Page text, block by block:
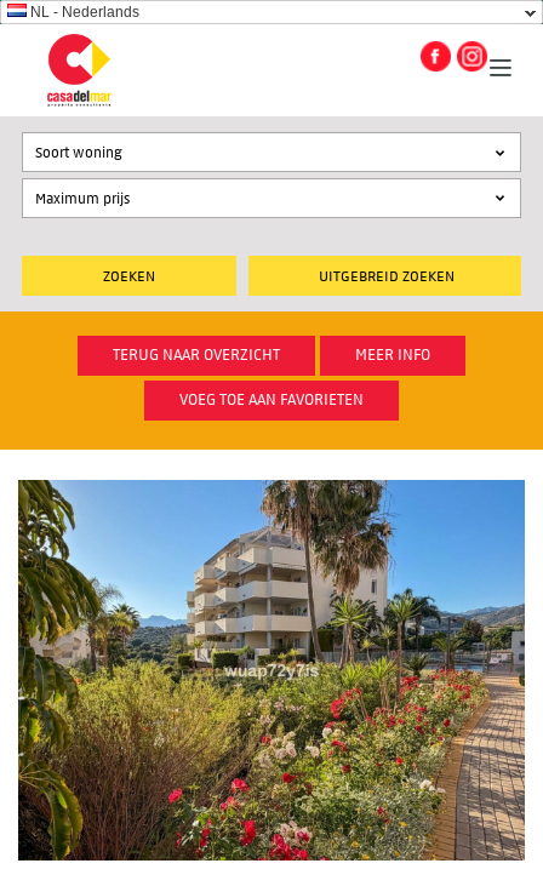
NL - Nederlands
UITGEBREID ZOEKEN
Soort woning
TERUG NAAR OVERZICHT MEER INFO
VOEG TOE AAN FAVORIETEN